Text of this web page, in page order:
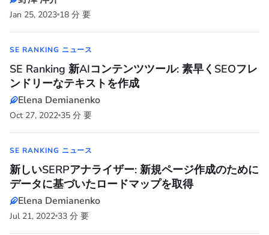
Jan 25, 2023 18 分 要
SE RANKING ニュース
SE Ranking 新AIコンテンツツール: 素早くSEOフレ
ンドリーなテキストを作成
Elena Demianenko
Oct 27, 2022 35 分 要
SE RANKING ニュース
新しいSERPアナライザー: 新規ページ作成のために
データに基づいたロードマップを取得
Elena Demianenko
Jul 21, 2022 33 分 要